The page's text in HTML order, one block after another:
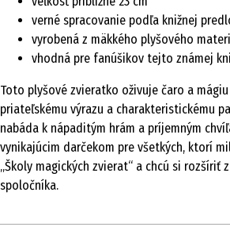
verné spracovanie podľa knižnej
vyrobená z mäkkého plyšového
vhodná pre fanúšikov tejto známej
Toto plyšové zvieratko oživuje čaro a
priateľskému výrazu a charakteristickému
nabáda k nápaditým hrám a príjemným
vynikajúcim darčekom pre všetkých, ktorí
„Školy magických zvierat“ a chcú si rozšíriť
spoločníka.